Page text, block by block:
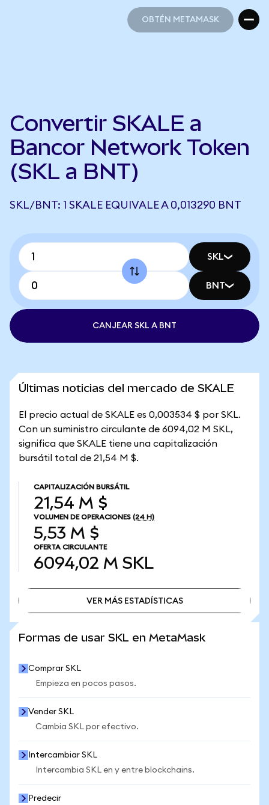
OBTÉN METAMASK
Convertir SKALE a
Bancor Network Token
(SKL a BNT)
SKL/BNT: 1 SKALE EQUIVALE A 0,013290 BNT
SKL
BNT
CANJEAR SKL A BNT
Últimas noticias del mercado de SKALE
El precio actual de SKALE es 0,003534 $ por SKL.
Con un suministro circulante de 6094,02 M SKL,
significa que SKALE tiene una capitalización
bursátil total de 21,54 M $.
CAPITALIZACIÓN BURSÁTIL
21,54 M $
VOLUMEN DE OPERACIONES (24 H)
5,53 M $
OFERTA CIRCULANTE
6094,02 M SKL
VER MÁS ESTADÍSTICAS
Formas de usar SKL en MetaMask
Comprar SKL
Empieza en pocos pasos.
Vender SKL
Cambia SKL por efectivo.
Intercambiar SKL
Intercambia SKL en y entre blockchains.
Predecir